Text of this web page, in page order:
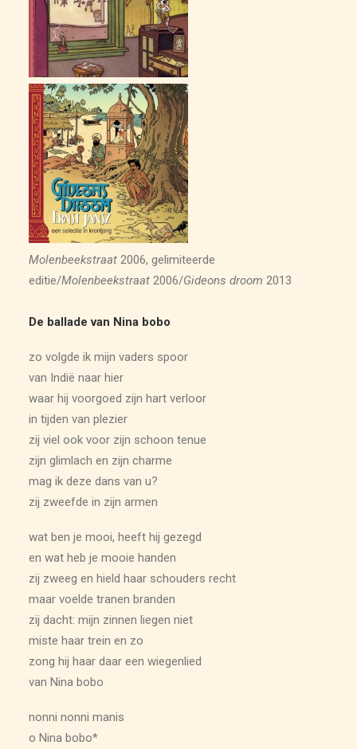
ARCHIEF
Molenbeekstraat 2006, gelimiteerde
editie/Molenbeekstraat 2006/Gideons droom 2013
De ballade van Nina bobo
zo volgde ik mijn vaders spoor
van Indië naar hier
waar hij voorgoed zijn hart verloor
in tijden van plezier
zij viel ook voor zijn schoon tenue
zijn glimlach en zijn charme
mag ik deze dans van u?
zij zweefde in zijn armen
wat ben je mooi, heeft hij gezegd
en wat heb je mooie handen
zij zweeg en hield haar schouders recht
maar voelde tranen branden
zij dacht: mijn zinnen liegen niet
miste haar trein en zo
zong hij haar daar een wiegenlied
van Nina bobo
nonni nonni manis
o Nina bobo*